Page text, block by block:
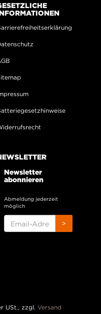
Newsletter
abonnieren
Abmeldung jederzeit
möglich
ADRESSE
>
USt., zzgl. Versand